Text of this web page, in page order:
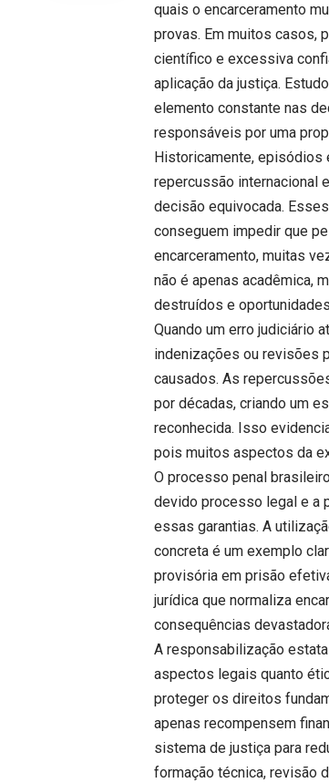
quais o encarceramento
provas. Em muitos casos,
científico e excessiva
aplicação da justiça.
elemento constante nas
responsáveis por uma
Historicamente, episódios
repercussão internacional
decisão equivocada.
conseguem impedir que
encarceramento, muitas
não é apenas acadêmica,
destruídos e
Quando um erro judiciário
indenizações ou revisões
causados. As
por décadas, criando um
reconhecida. Isso
pois muitos aspectos da
O processo penal
devido processo legal e a
essas garantias. A
concreta é um exemplo
provisória em prisão
jurídica que normaliza
consequências
A responsabilização
aspectos legais quanto
proteger os direitos
apenas recompensem
sistema de justiça para
formação técnica, revisão